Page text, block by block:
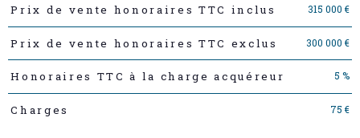
Caractéristiques Valeurs
Prix de vente honoraires TTC inclus 315 000 €
Prix de vente honoraires TTC exclus 300 000 €
Honoraires TTC à la charge acquéreur 5 %
Charges 75 €